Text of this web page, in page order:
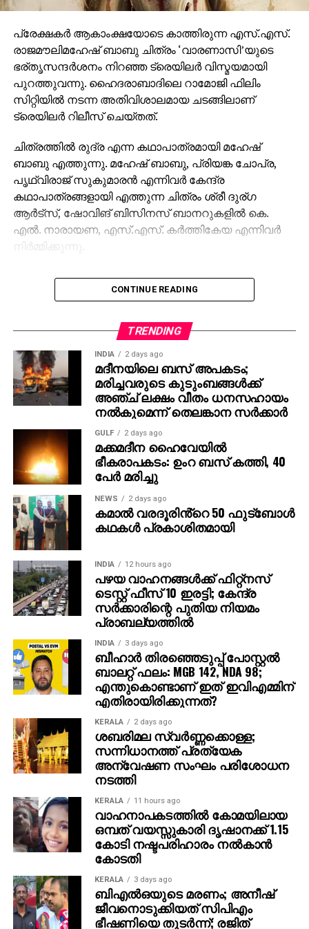
പ്രേക്ഷകര്‍ ആകാംക്ഷയോടെ കാത്തിരുന്ന എസ്.എസ്.
രാജമൗലിമഹേഷ് ബാബു ചിത്രം ‘വാരണാസി’യുടെ
ഭര്തൃസന്ദര്‍ശനം നിറഞ്ഞ ട്രെയിലര്‍ വിസ്മയമായി
പുറത്തുവന്നു. ഹൈദരാബാദിലെ റാമോജി ഫിലിം
സിറ്റിയില്‍ നടന്ന അതിവിശാലമായ ചടങ്ങിലാണ്
ട്രെയിലര്‍ റിലീസ് ചെയ്തത്.
ചിത്രത്തില്‍ രുദ്ര എന്ന കഥാപാത്രമായി മഹേഷ്
ബാബു എത്തുന്നു. മഹേഷ് ബാബു, പ്രിയങ്ക ചോപ്ര,
പൃഥ്വിരാജ് സുകുമാരന്‍ എന്നിവര്‍ കേന്ദ്ര
കഥാപാത്രങ്ങളായി എത്തുന്ന ചിത്രം ശ്രീ ദുര്ഗ
ആര്‍ട്‌സ്, ഷോവിങ് ബിസിനസ് ബാനറുകളില്‍ കെ.
എല്‍. നാരായണ, എസ്.എസ്. കര്‍ത്തികേയ എന്നിവര്‍
നിര്‍മ്മിക്കുന്നു.
കീരവാണിയാണ് സംഗീതം ഒരുക്കുന്നത്. പുറത്തിറങ്ങിയ
മണിക്കൂറുകള്‍ക്കുള്ളില്‍ തന്നെ 5 മില്യണിലധികം
ട്രെന്‍ഡിങ് പട്ടികയില്‍ മുന്നിലാണ്. 130ണ്മ100 അടി
വലുപ്പത്തിലുള്ള പ്രത്യേക സ്‌ക്രീനില്‍ പ്രേക്ഷകര്‍ക്ക്
മുന്നില്‍ ട്രെയിലര്‍ പ്രദര്‍ശിപ്പിച്ചു.
ട്രെയിലര്‍ സി.ഇ. 512-ലെ വാരണാസിയുടെ
ദൃശ്യങ്ങളോടെ തുടങ്ങുന്നു. തുടര്‍ന്ന് 2027ല്‍
ഭൂമിയിലേക്ക് വരുന്നു എന്നു കാണിക്കുന്ന ‘ശാംഭവി’ എന്ന
ഛിന്നഗ്രഹം, അന്റാര്‍ട്ടിക്കയിലെ റോസ് ഐസ്
ഷെല്‍ഫ്, ആഫ്രിക്കയിലെ അംബോസെലി വനം,
ബി.സി.ഇ 7200-ലെ ലങ്കാനഗരം, വാരണാസിയിലെ
മണികര്‍ണികാ ഘട്ട് തുടങ്ങിയ ഭീമാകാര
ദൃശ്യവിശേഷങ്ങള്‍ അതിശയത്തോടെ
അവതരിപ്പിക്കുന്നു.
കയ്യില്‍ ത്രിശൂലം പിടിച്ച് കാളയുടെ പുറത്ത്
സവാരിയുമായി എത്തുന്ന രുദ്രയായി മഹേഷ്
ബാബുവിന്റെ എന്‍ട്രിയാണ് ട്രെയിലറിന്റെ ഹൈലൈറ്റ്.
അതേപോലെ, വേദിയിലേക്കും മഹേഷ് ബാബു
കാളപ്പുറത്ത് സവാരിയായി എത്തിയപ്പോള്‍ 60,000-
ത്തിലധികം പ്രേക്ഷകര്‍ കൈയ്യടി മുഴക്കി വരവേറ്റു.
ഐമാക്‌സ് ഫോര്‍മാറ്റിലാണ് ഈ ചിത്രം ഒരുക്കുന്നത്.
അതിനാല്‍ തന്നെ തിയേറ്ററുകളില്‍ അത്ഭുതകരമായ
കാഴ്ചാനുഭവം സമ്മാനിക്കുമെന്നുറപ്പ്. ബാഹുബലി,
ഞഞഞ എന്നിവയുടെ സംവിധായകന്‍ രാജമൗലിയുടെ
ഈ ബ്രഹ്‌മാണ്ഡ പ്രോജക്റ്റ് 2027-ല്‍
തിയേറ്ററുകളിലേക്ക് എത്തും.
CONTINUE READING
TRENDING
INDIA 2 days ago
മദീനയിലെ ബസ് അപകടം;
മരിച്ചവരുടെ കുടുംബങ്ങള്‍ക്ക്
അഞ്ച് ലക്ഷം വീതം ധനസഹായം
നല്‍കുമെന്ന് തെലങ്കാന സര്‍ക്കാര്‍
GULF 2 days ago
മക്കമദീന ഹൈവേയില്‍
ഭീകരാപകടം: ഉംറ ബസ് കത്തി, 40
പേര്‍ മരിച്ചു
NEWS 2 days ago
കമാൽ വരദൂരിൻ്റെ 50 ഫുട്ബോൾ
കഥകൾ പ്രകാശിതമായി
INDIA 12 hours ago
പഴയ വാഹനങ്ങള്‍ക്ക് ഫിറ്റ്‌നസ്
ടെസ്റ്റ് ഫീസ് 10 ഇരട്ടി; കേന്ദ്ര
സര്‍ക്കാരിന്റെ പുതിയ നിയമം
പ്രാബല്യത്തില്‍
INDIA 3 days ago
ബീഹാർ തിരഞ്ഞെടുപ്പ് പോസ്റ്റൽ
ബാലറ്റ് ഫലം: MGB 142, NDA 98;
എന്തുകൊണ്ടാണ് ഇത് ഇവിഎമ്മിന്
എതിരായിരിക്കുന്നത്?
KERALA 2 days ago
ശബരിമല സ്വര്‍ണ്ണക്കൊള്ള;
സന്നിധാനത്ത് പ്രത്യേക
അന്വേഷണ സംഘം പരിശോധന
നടത്തി
KERALA 11 hours ago
വാഹനാപകടത്തില്‍ കോമയിലായ
ഒമ്പത് വയസ്സുകാരി ദൃഷാനക്ക് 1.15
കോടി നഷ്ടപരിഹാരം നല്‍കാന്‍
കോടതി
KERALA 3 days ago
ബിഎല്‍ഒയുടെ മരണം; അനീഷ്
ജീവനൊടുക്കിയത് സിപിഎം
ഭീഷണിയെ തുടര്‍ന്ന്; രജിത്